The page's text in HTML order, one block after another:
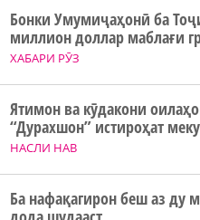
ХАБАРИ РӮЗ
Бонки Умумиҷаҳонӣ ба
миллион доллар маблағи
НАСЛИ НАВ
Ятимон ва кӯдакони
“Дурахшон” истироҳат
Ба нафақагирон беш аз ду